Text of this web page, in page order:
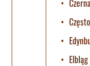
Czerna
Elbląg